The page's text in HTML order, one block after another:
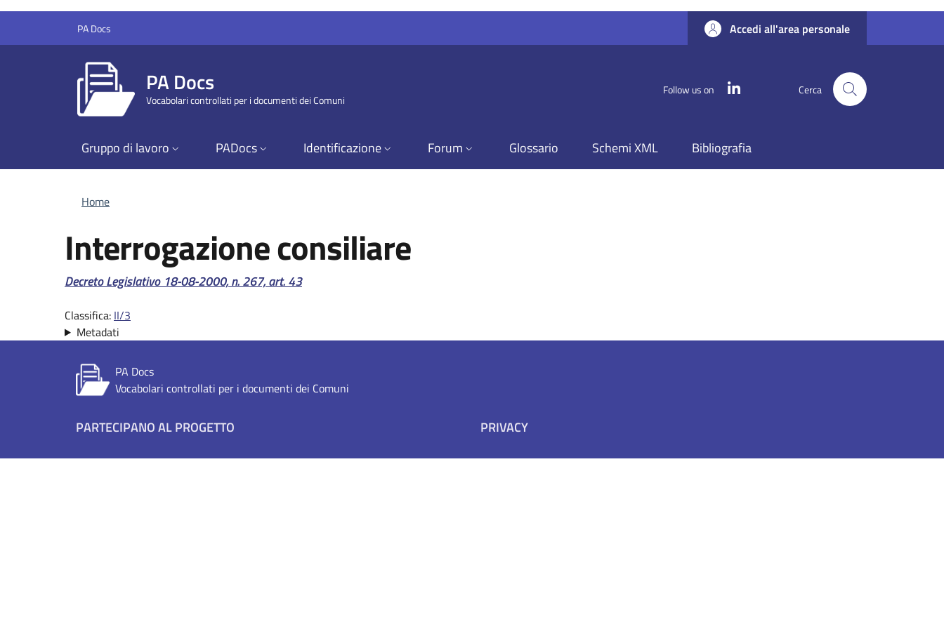
PA Docs Accedi all'area personale
PA Docs
Vocabolari controllati per i documenti dei Comuni
Follow us on Cerca
Gruppo di lavoro PADocs Identificazione Forum Glossario Schemi XML Bibliografia
Briciole di pane
Home
Interrogazione consiliare
Riferimento normativo:
Decreto Legislativo 18-08-2000, n. 267, art. 43
Classifica: II/3
Metadati
PA Docs
Vocabolari controllati per i documenti dei Comuni
Footer menu
PARTECIPANO AL PROGETTO PRIVACY